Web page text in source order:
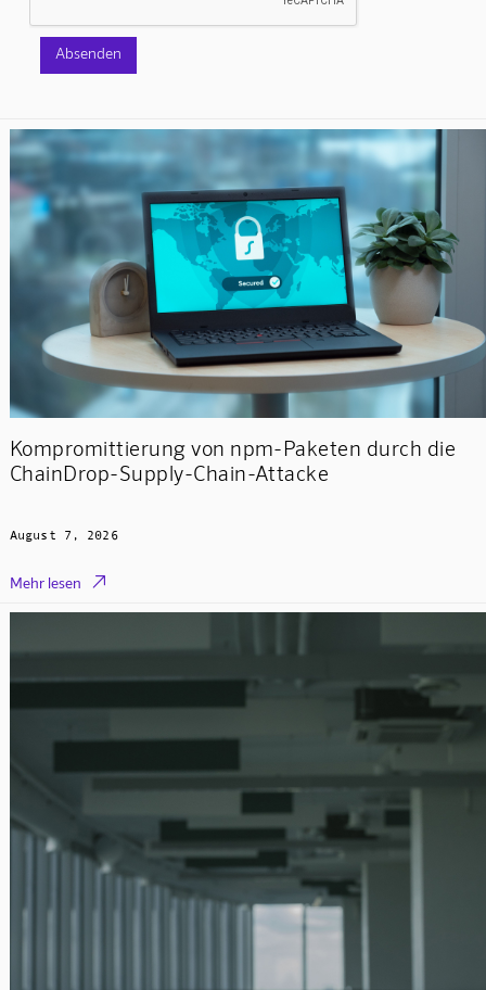
Kompromittierung von npm-Paketen durch die
ChainDrop-Supply-Chain-Attacke
August 7, 2026
Mehr lesen 